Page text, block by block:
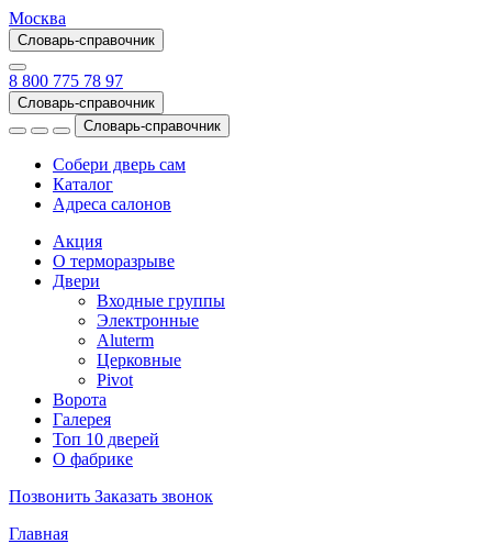
Москва
Словарь-справочник
8 800 775 78 97
Словарь-справочник
Словарь-справочник
Собери дверь сам
Каталог
Адреса салонов
Акция
О терморазрыве
Двери
Входные группы
Электронные
Aluterm
Церковные
Pivot
Ворота
Галерея
Топ 10 дверей
О фабрике
Позвонить Заказать звонок
Главная